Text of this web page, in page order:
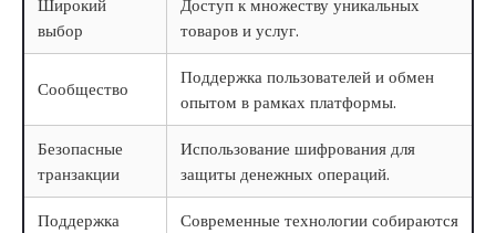
Широкий
выбор
Доступ к множеству уникальных
товаров и услуг.
Сообщество
Поддержка пользователей и обмен
опытом в рамках платформы.
Безопасные
транзакции
Использование шифрования для
защиты денежных операций.
Поддержка
Современные технологии собираются